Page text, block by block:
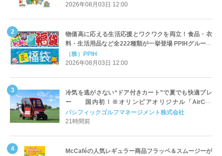
2026年08月03日 12:00
物価高に応える生活応援とワクワクを両立！食品・衣
料・生活用品など全222種類が一挙登場 PPIHグループ
「夏福袋」＆セール 8月6日(木)より順次スタート
（株）PPIH
2026年08月03日 12:00
冷気を逃がさない“ドア付きカート”で夏でも快適プレ
ー 国内初！※オリンピアオリジナル「AirCon
Cart（エアコンカート）」導入 | ＰＧＭ
パシフィックゴルフマネージメント株式会社
21時間前
McCaféの人気レギュラー商品フラッペ＆スムージーが